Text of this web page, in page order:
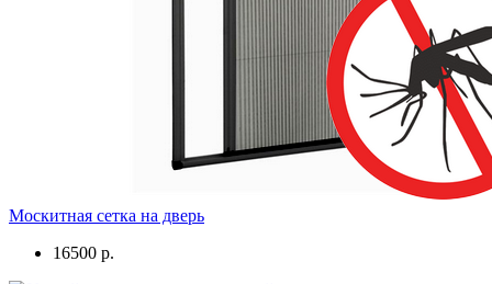
Москитная сетка на дверь
16500 р.